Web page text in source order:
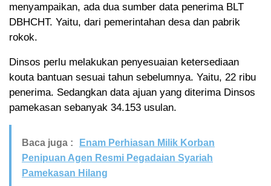
menyampaikan, ada dua sumber data penerima BLT
DBHCHT. Yaitu, dari pemerintahan desa dan pabrik
rokok.
Dinsos perlu melakukan penyesuaian ketersediaan
kouta bantuan sesuai tahun sebelumnya. Yaitu, 22 ribu
penerima. Sedangkan data ajuan yang diterima Dinsos
pamekasan sebanyak 34.153 usulan.
Baca juga :
Enam Perhiasan Milik Korban
Penipuan Agen Resmi Pegadaian Syariah
Pamekasan Hilang